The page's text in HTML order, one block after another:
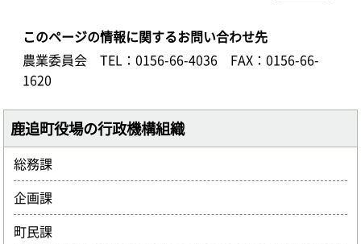
このページの情報に関するお問い合わせ先
農業委員会
TEL：0156-66-4036
FAX：0156-66-
1620
鹿追町役場の行政機構組織
総務課
企画課
町民課